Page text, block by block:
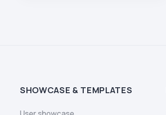
SHOWCASE & TEMPLATES